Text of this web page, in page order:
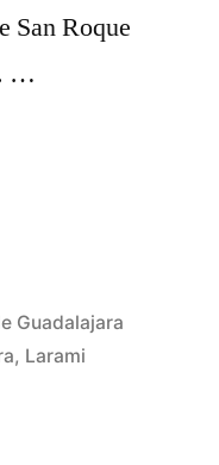
San Roque
…
Guadalajara
, Larami